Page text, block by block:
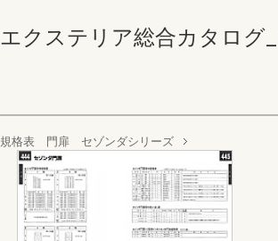
エクステリア総合カタログ
規格表 門扉 セゾンダシリーズ